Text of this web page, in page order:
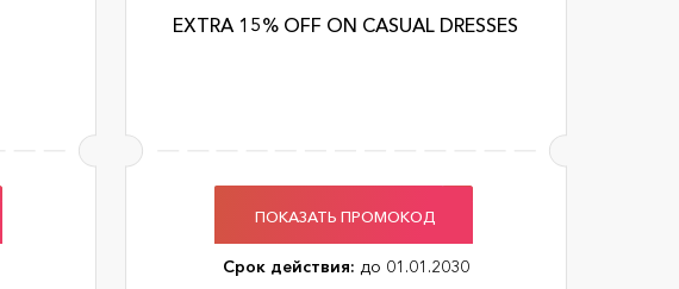
EXTRA 15% OFF ON CASUAL DRESSES
ПОКАЗАТЬ ПРОМОКОД
Срок действия: до 01.01.2030